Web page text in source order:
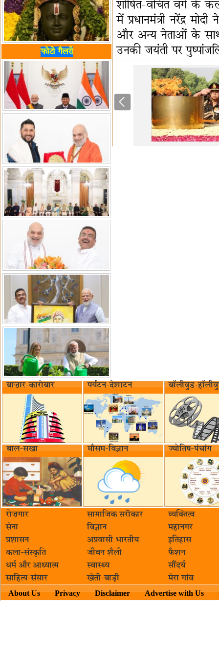
फोटो गैलरी
शोषित-वंचित वर्ग के
में प्रधानमंत्री नरेंद्र
और अन्य नेताओं के साथ
उनकी जयंती पर
बाज़ार-कारोबार पर्यटन-देशाटन बॉलीवुड-
बाल-सखा मौसम-विज्ञान ज्योतिष-पंचांग
रोज़गार सामाजिक सरॊकार‌
व्यक्तित्व
सेना
विज्ञान
महानगर
प्रशासन
अप्रवासी भारतीय
इतिहास
कला-संस्कृति
जीवन शैली
फैशन
धर्म और आध्यात्म
स्वास्थ्य
सौंदर्य
साहित्य-संसार
खेती-बाड़ी मेरा गांव
About Us Privacy Disclaimer Advertise with Us